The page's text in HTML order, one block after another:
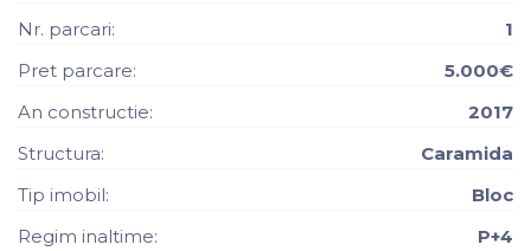
Nr. parcari:
1
Pret parcare:
5.000€
An constructie:
2017
Structura:
Caramida
Tip imobil:
Bloc
Regim inaltime:
P+4